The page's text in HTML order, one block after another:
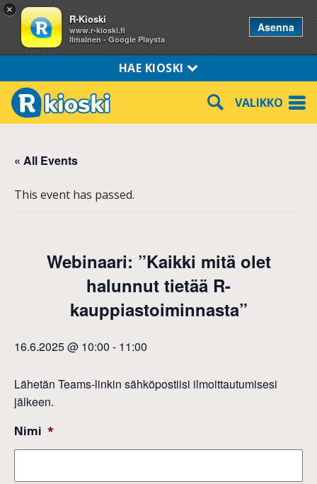
×
R-Kioski
www.r-kioski.fi
Ilmainen - Google Playsta
Asenna
HAE KIOSKI
VALIKKO
« All Events
This event has passed.
Webinaari: ”Kaikki mitä olet
halunnut tietää R-
kauppiastoiminnasta”
16.6.2025 @ 10:00 - 11:00
Lähetän Teams-linkin sähköpostiisi ilmoittautumisesi
jälkeen.
Nimi *